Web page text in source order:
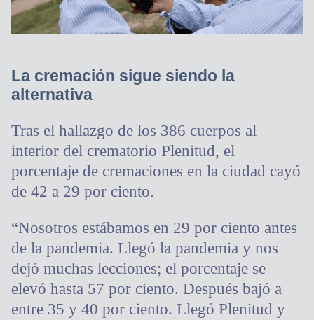
La cremación sigue siendo la
alternativa
Tras el hallazgo de los 386 cuerpos al
interior del crematorio Plenitud, el
porcentaje de cremaciones en la ciudad cayó
de 42 a 29 por ciento.
“Nosotros estábamos en 29 por ciento antes
de la pandemia. Llegó la pandemia y nos
dejó muchas lecciones; el porcentaje se
elevó hasta 57 por ciento. Después bajó a
entre 35 y 40 por ciento. Llegó Plenitud y